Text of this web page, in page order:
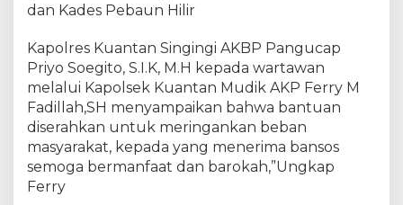
e
i
B
a
n
t
a
n
dan Kades Pebaun Hilir
Kapolres Kuantan Singingi AKBP Pangucap
Priyo Soegito, S.I.K, M.H kepada wartawan
melalui Kapolsek Kuantan Mudik AKP Ferry M
Fadillah,SH menyampaikan bahwa bantuan
diserahkan untuk meringankan beban
masyarakat, kepada yang menerima bansos
semoga bermanfaat dan barokah,”Ungkap
Ferry